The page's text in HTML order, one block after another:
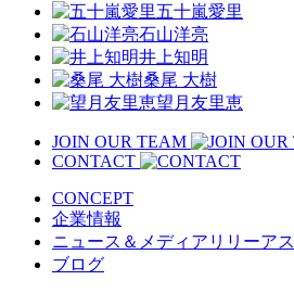
五十嵐愛里
石山洋亮
井上知明
桑尾 大樹
望月友里恵
JOIN OUR TEAM
CONTACT
CONCEPT
企業情報
ニュース＆メディアリリーアス
ブログ